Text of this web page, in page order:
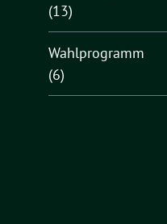
(13)
Wahlprogramm
(6)